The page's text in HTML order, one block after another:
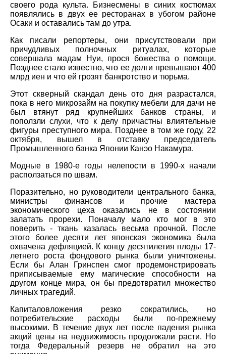
своего рода культа. Бизнесмены в синих костюмах
появлялись в двух ее ресторанах в убогом районе
Осаки и оставались там до утра.
Как писали репортеры, они присутствовали при
причудливых полночных ритуалах, которые
совершала мадам Нуи, прося божества о помощи.
Позднее стало известно, что ее долги превышают 400
млрд иен и что ей грозят банкротство и тюрьма.
Этот скверный скандал день ото дня разрастался,
пока в него микрозайм на покупку мебели для дачи не
был втянут ряд крупнейших банков страны, и
поползли слухи, что к делу причастны влиятельные
фигуры преступного мира. Позднее в том же году, 22
октября, вышел в отставку председатель
Промышленного банка Японии Канэо Накамура.
Модные в 1980-е годы нелепости в 1990-х начали
расползаться по швам.
Поразительно, но руководители центрального банка,
министры финансов и прочие мастера
экономического цеха оказались не в состоянии
залатать прорехи. Поначалу мало кто мог в это
поверить - ткань казалась весьма прочной. После
этого более десяти лет японская экономика была
охвачена дефляцией. К концу десятилетия плоды 17-
летнего роста фондового рынка были уничтожены.
Если бы Алан Гринспен смог продемонстрировать
приписываемые ему магические способности на
другом конце мира, он бы предотвратил множество
личных трагедий.
Капиталовложения резко сократились, но
потребительские расходы были по-прежнему
высокими. В течение двух лет после падения рынка
акций цены на недвижимость продолжали расти. Но
тогда Федеральный резерв не обратил на это